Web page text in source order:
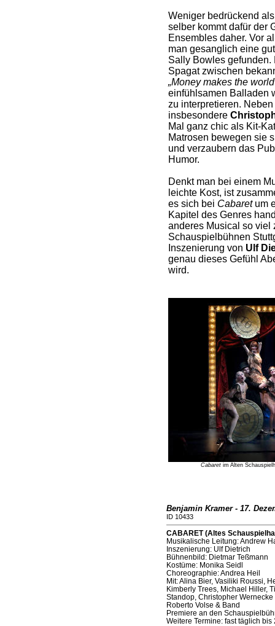
Weniger bedrückend
selber kommt dafür der
Ensembles daher. Vor
man gesanglich eine
Sally Bowles gefunden.
Spagat zwischen
„Money makes the
einfühlsamen Balladen
zu interpretieren.
insbesondere
Mal ganz chic als Kit-
Matrosen bewegen sie
und verzaubern das
Humor.
Denkt man bei einem
leichte Kost, ist
es sich bei Cabaretum
Kapitel des Genres
anderes Musical so viel
Schauspielbühnen
Inszenierung von Ulf
genau dieses Gefühl
wird.
Cabaret im Alten
Benjamin Kramer - 17.
ID 10433
CABARET (Altes
Musikalische Leitung: Andrew
Inszenierung: Ulf Dietrich
Bühnenbild: Dietmar Teßmann
Kostüme: Monika Seidl
Choreographie: Andrea Heil
Mit: Alina Bier, Vasiliki Roussi,
Kimberly Trees, Michael Hiller,
Standop, Christopher
Roberto Volse & Band
Premiere an den
Weitere Termine: fast täglich bis